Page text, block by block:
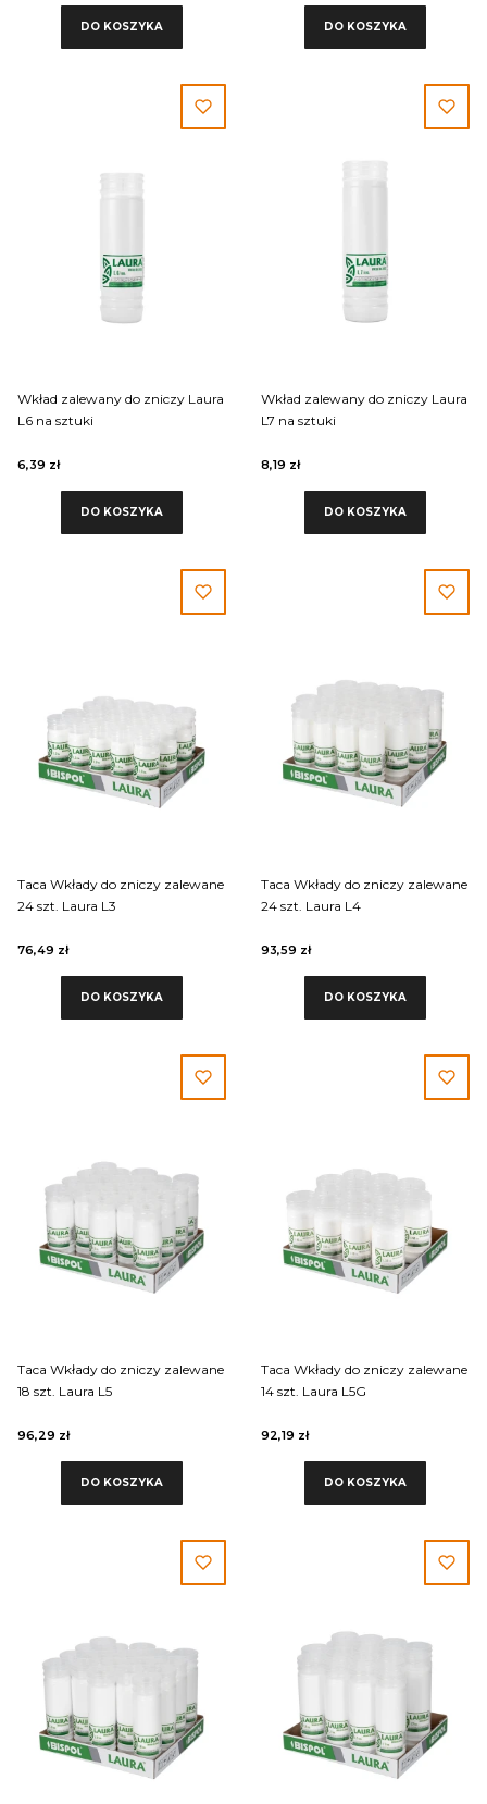
DO KOSZYKA DO KOSZYKA
Wkład zalewany do zniczy Laura
L6 na sztuki
6,39 zł
DO KOSZYKA
Wkład zalewany do zniczy Laura
L7 na sztuki
8,19 zł
DO KOSZYKA
Taca Wkłady do zniczy zalewane
24 szt. Laura L3
76,49 zł
DO KOSZYKA
Taca Wkłady do zniczy zalewane
24 szt. Laura L4
93,59 zł
DO KOSZYKA
Taca Wkłady do zniczy zalewane
18 szt. Laura L5
96,29 zł
DO KOSZYKA
Taca Wkłady do zniczy zalewane
14 szt. Laura L5G
92,19 zł
DO KOSZYKA